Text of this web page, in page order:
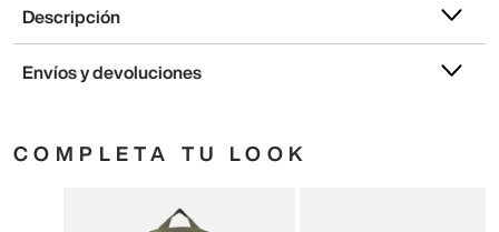
Descripción
Envíos y devoluciones
COMPLETA TU LOOK